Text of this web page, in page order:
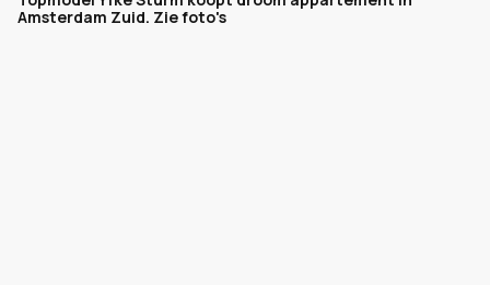
Amsterdam Zuid. Zie foto's